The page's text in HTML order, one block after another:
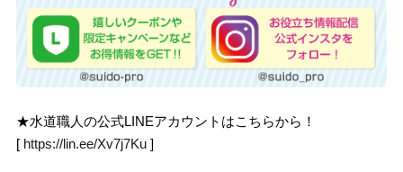
★水道職人の公式LINEアカウントはこちらから！
[ https://lin.ee/Xv7j7Ku ]